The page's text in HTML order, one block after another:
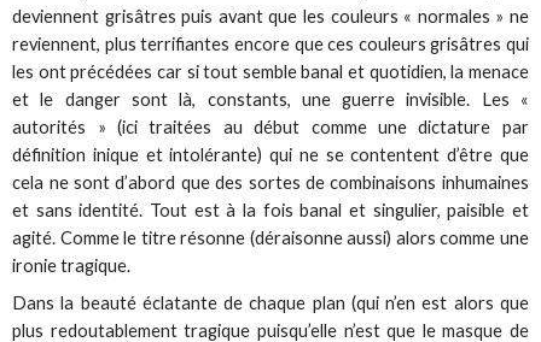
deviennent grisâtres puis avant que les couleurs « normales » ne
reviennent, plus terrifiantes encore que ces couleurs grisâtres qui
les ont précédées car si tout semble banal et quotidien, la menace
et le danger sont là, constants, une guerre invisible. Les «
autorités » (ici traitées au début comme une dictature par
définition inique et intolérante) qui ne se contentent d’être que
cela ne sont d’abord que des sortes de combinaisons inhumaines
et sans identité. Tout est à la fois banal et singulier, paisible et
agité. Comme le titre résonne (déraisonne aussi) alors comme une
ironie tragique.
Dans la beauté éclatante de chaque plan (qui n’en est alors que
plus redoutablement tragique puisqu’elle n’est que le masque de